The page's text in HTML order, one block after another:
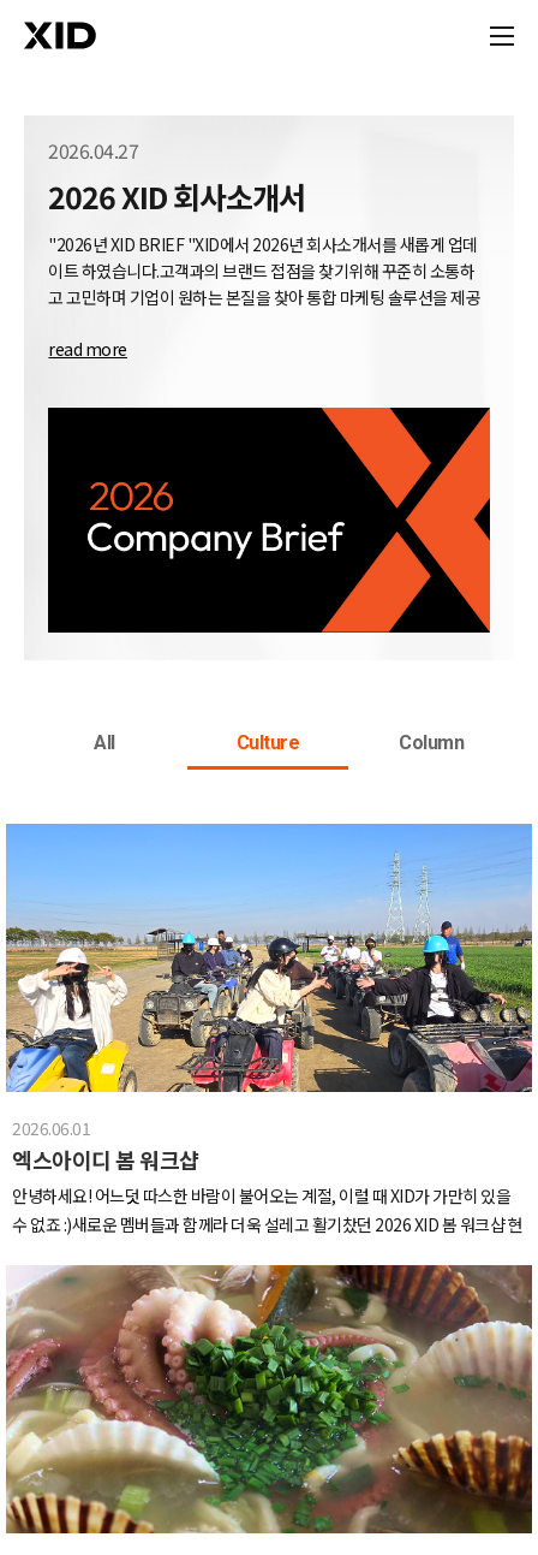
2026.04.27
2026 XID 회사소개서
"2026년 XID BRIEF "XID에서 2026년 회사소개서를 새롭게 업데
이트 하였습니다.고객과의 브랜드 접점을 찾기위해 꾸준히 소통하
고 고민하며 기업이 원하는 본질을 찾아 통합 마케팅 솔루션을 제공
read more
All Culture Column
2026.06.01
엑스아이디 봄 워크샵
안녕하세요! 어느덧 따스한 바람이 불어오는 계절, 이럴 때 XID가 가만히 있을
수 없죠 :)새로운 멤버들과 함께라 더욱 설레고 활기찼던 2026 XID 봄 워크샵 현
분 좋았습니다~.~그럼 본격적으로 시작해보겠습니다!!식당 도착하자마자 비주
얼부터 배부른 만두전골로 배부터 채워줍니다!뜨끈한 국물 한 입에 새로 합류한
멤버들과의 보이지 않는 벽도 사르르 녹아내리는 중..ㅎㅎ진짜 국물 한 입 먹자
마자 분위기까지 함께 풀려버리는 느낌이었달까요..낯가림을 전골로 풀어주면
서~ 이 기세를 몰아 숙소 도착하자마자 진행한 A/B팀 단체전의 서막!승패보다
원팀! 실수해도 품어주고 서로 캐리 해주는 우리 멤버들 덕분에갓☆벽한 팀워크
증명 완료!뉴페이스들도 자연스럽게 스며들어 서로 챙겨주는 모습이 뜨거운 감
동의 도가니ㅠ0ㅠ너무 뜨거운 나머지 데여버림..배도 든든하게 채웠으니 이제
ATV를 타고 야생의 향기를 맡으러 떠나줍니다~!생각보다 더 스릴 넘쳐서 다들
동심 ON 된 상태였다는 소문이..ㅎㅎ어이 김씨, 오늘 바쁘니까 빨리 타라고?잘